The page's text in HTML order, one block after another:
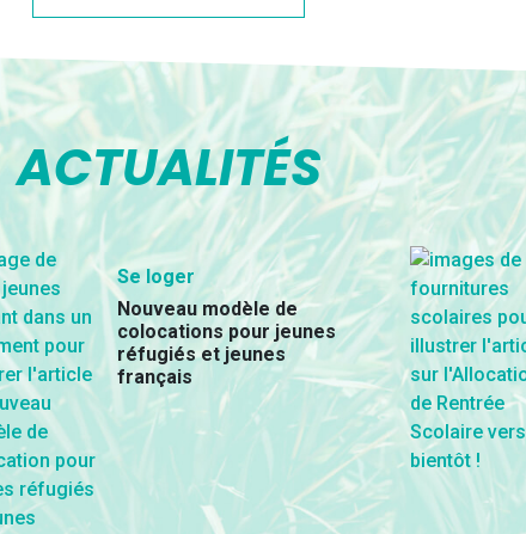
ACTUALITÉS
Se loger
Nouveau modèle de
colocations pour jeunes
réfugiés et jeunes
français